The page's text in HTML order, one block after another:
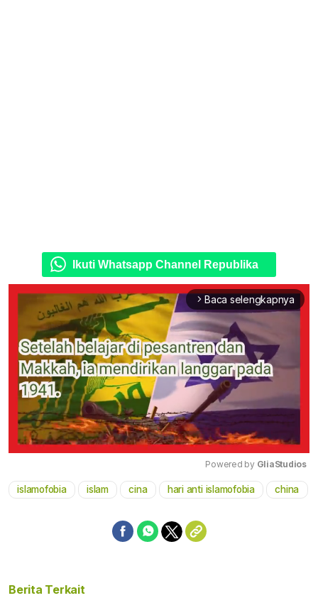
Ikuti Whatsapp Channel Republika
arrow_forward_ios Baca selengkapnya
Mute
Powered by GliaStudios
islamofobia islam cina hari anti islamofobia china
Berita Terkait